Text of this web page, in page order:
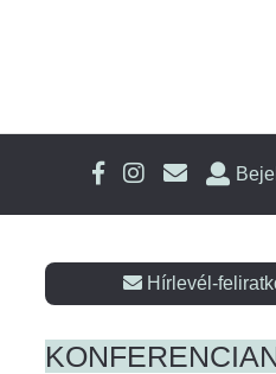
Hírlevél-
KONFERENCIA